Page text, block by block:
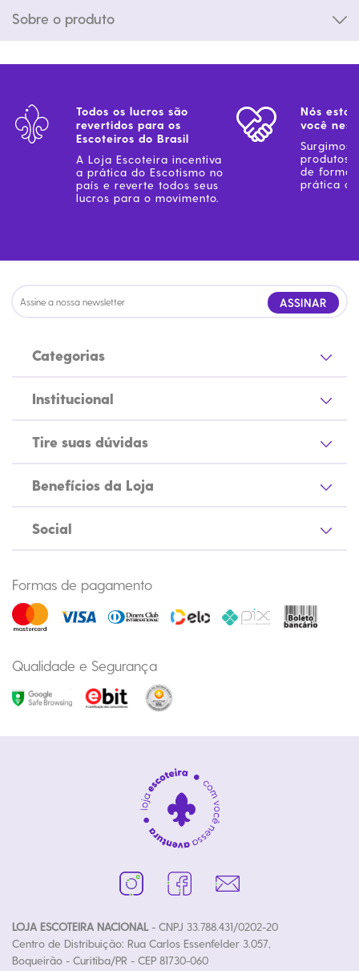
Sobre o produto
Todos os lucros são
revertidos para os
Escoteiros do Brasil
A Loja Escoteira incentiva
a prática do Escotismo no
país e reverte todos seus
lucros para o movimento.
Nós
você
Surgimos
produtos
de forma
prática
ASSINAR
Categorias
Institucional
Tire suas dúvidas
Benefícios da Loja
Social
Formas de pagamento
Qualidade e Segurança
LOJA ESCOTEIRA NACIONAL- CNPJ 33.788.431/0202-20
Centro de Distribuição: Rua Carlos Essenfelder 3.057,
Boqueirão - Curitiba/PR - CEP 81730-060